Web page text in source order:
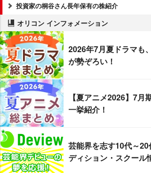
投資家の桐谷さん長年保有の株紹介
オリコン インフォメーション
2026年7月夏ドラマも
が勢ぞろい！
【夏アニメ2026】7月
一挙紹介！
芸能界を志す10代～
ディション・スクール